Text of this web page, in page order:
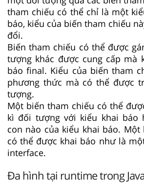
tham chiếu có thể chỉ là một
báo, kiểu của biến tham chiếu
đổi.
Biến tham chiếu có thể được
tượng khác được cung cấp mà
báo final. Kiểu của biến tham
phương thức mà có thể được
tượng.
Một biến tham chiếu có thể
kì đối tượng với kiểu khai báo
con nào của kiểu khai báo.
có thể được khai báo như là
interface.
Đa hình tại runtime trong